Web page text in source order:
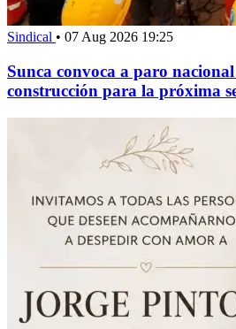
Sindical • 07 Aug 2026 19:25
Sunca convoca a paro
construcción para la próxima